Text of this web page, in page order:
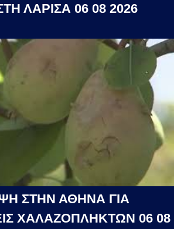
ΛΑΡΙΣΑ 06 08 2026
ΣΤΗΝ ΑΘΗΝΑ ΓΙΑ
ΧΑΛΑΖΟΠΛΗΚΤΩΝ 06 08